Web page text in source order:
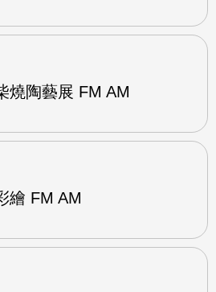
燒陶藝展 FM AM
繪 FM AM